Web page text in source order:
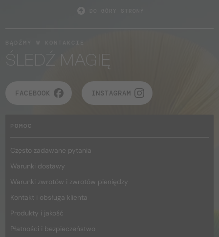
ŚLEDŹ MAGIĘ
FACEBOOK INSTAGRAM
POMOC
Często zadawane pytania
Warunki dostawy
Warunki zwrotów i zwrotów pieniędzy
Kontakt i obsługa klienta
Produkty i jakość
Płatności i bezpieczeństwo